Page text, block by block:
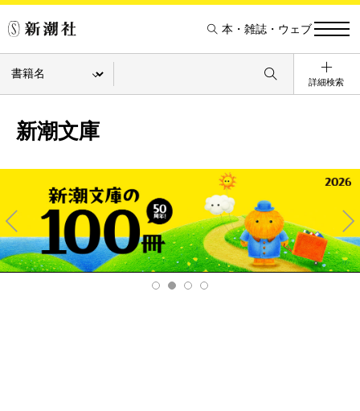
本・雑誌・ウェブ
詳細検索
新潮文庫
Pre
v
Ne
xt